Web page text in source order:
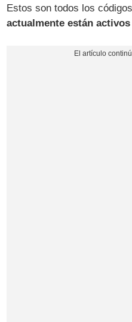
Estos son todos los
actualmente están activos